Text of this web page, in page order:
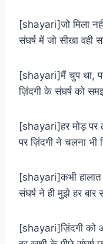
[shayari]जो मिला
संघर्ष में जो सीखा वही
[shayari]मैं चुप था, पर
ज़िंदगी के संघर्ष को
[shayari]हर मोड़ पर
पर ज़िंदगी ने चलना
[shayari]कभी हालात
संघर्ष ने ही मुझे हर
[shayari]ज़िंदगी को